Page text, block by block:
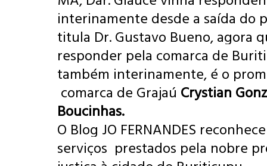
interinamente desde a saída do
titula Dr. Gustavo Bueno, agora
responder pela comarca de
também interinamente, é o
comarca de Grajaú Crystian
Boucinhas.
O Blog JO FERNANDES
serviços prestados pela nobre